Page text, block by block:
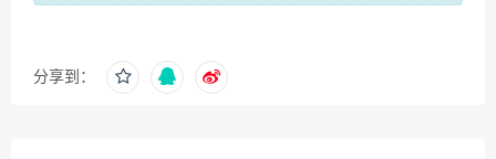
分享到：